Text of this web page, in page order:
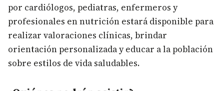
por cardiólogos, pediatras, enfermeros y
profesionales en nutrición estará disponible para
realizar valoraciones clínicas, brindar
orientación personalizada y educar a la población
sobre estilos de vida saludables.